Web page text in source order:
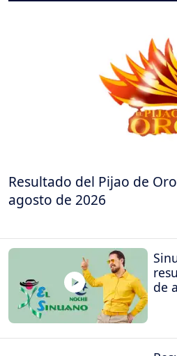
Resultado del Pijao de
agosto de 2026
de